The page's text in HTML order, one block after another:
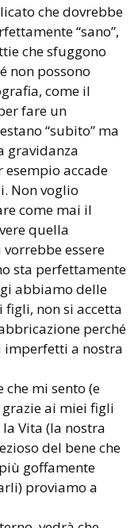
che dovrebbe
“sano”,
che sfuggono
non possono
come il
fare un
“subito” ma
gravidanza
accade
Non voglio
come mai il
quella
essere
sta perfettamente
abbiamo delle
non si accetta
perché
imperfetti a nostra
mi sento (e
ai miei figli
Vita (la nostra
del bene che
goffamente
proviamo a